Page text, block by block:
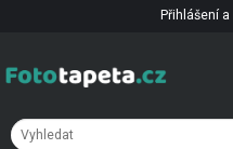
Přihlášení